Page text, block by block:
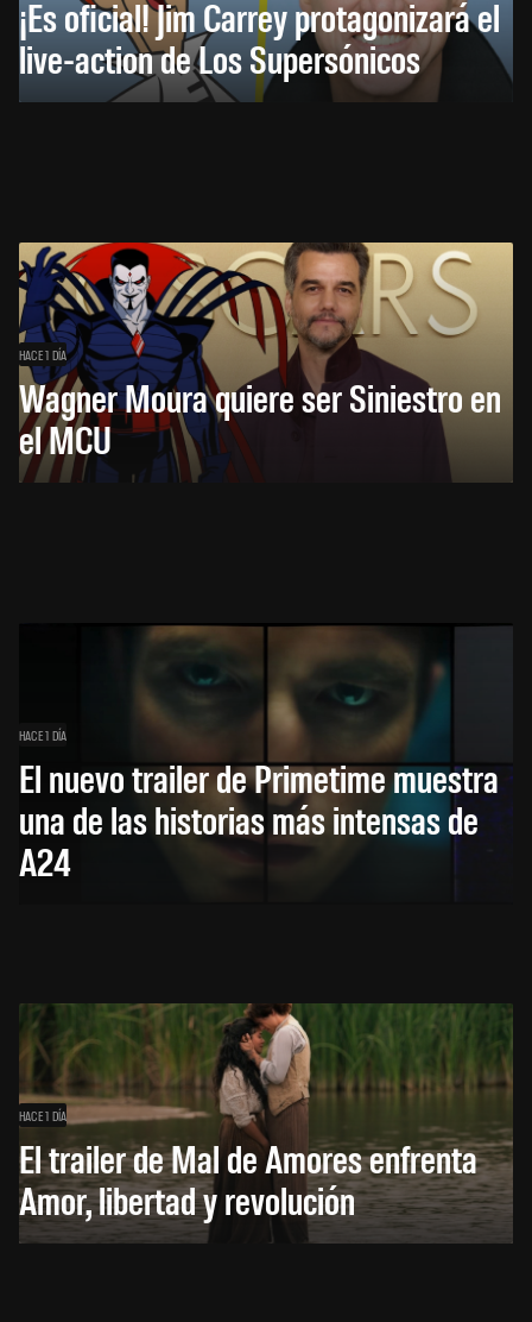
¡Es oficial! Jim Carrey protagonizará el
live-action de Los Supersónicos
HACE 1 DÍA
Wagner Moura quiere ser Siniestro en
el MCU
HACE 1 DÍA
El nuevo trailer de Primetime muestra
una de las historias más intensas de
A24
HACE 1 DÍA
El trailer de Mal de Amores enfrenta
Amor, libertad y revolución